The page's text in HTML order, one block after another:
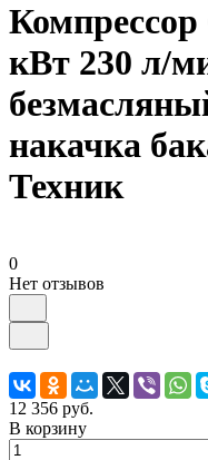
кВт 230 л/
накачка
Техник
0
Нет отзывов
12 356 руб.
В корзину